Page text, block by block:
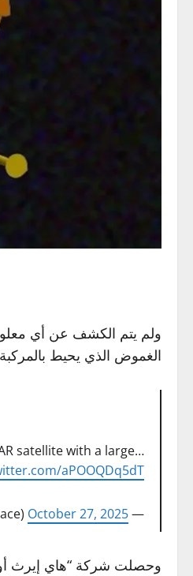
ولم يتم الكشف عن أي
الغموض الذي يحيط
satellite with a large…
aPOOQDq5dT
— HEO (@heospace)
October 27, 2025